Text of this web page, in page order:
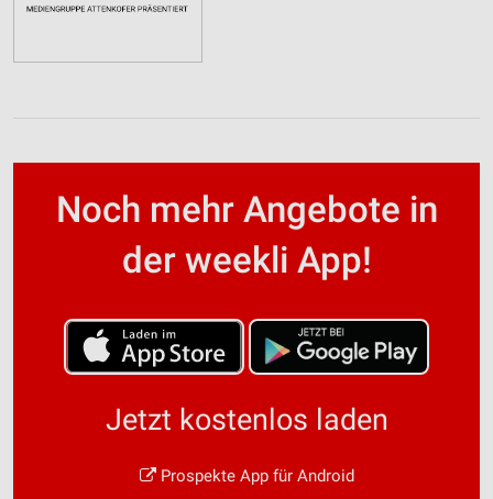
Noch mehr Angebote in
der weekli App!
Jetzt kostenlos laden
Prospekte App für Android